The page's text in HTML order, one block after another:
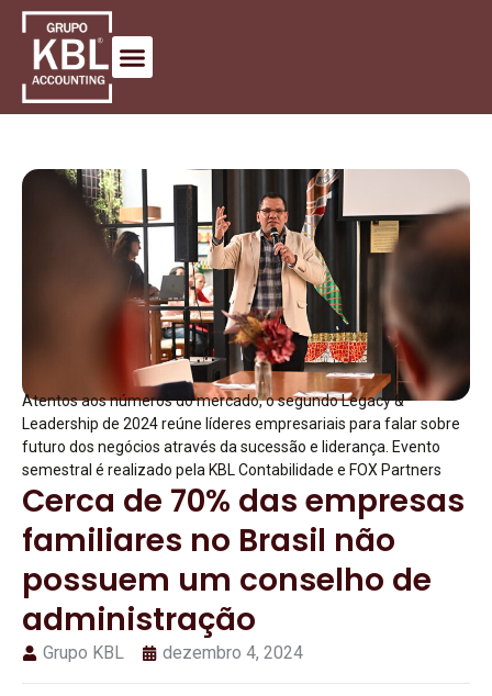
Atentos aos números do mercado, o segundo Legacy &
Leadership de 2024 reúne líderes empresariais para falar sobre
futuro dos negócios através da sucessão e liderança. Evento
semestral é realizado pela KBL Contabilidade e FOX Partners
Cerca de 70% das empresas
familiares no Brasil não
possuem um conselho de
administração
Grupo KBL dezembro 4, 2024